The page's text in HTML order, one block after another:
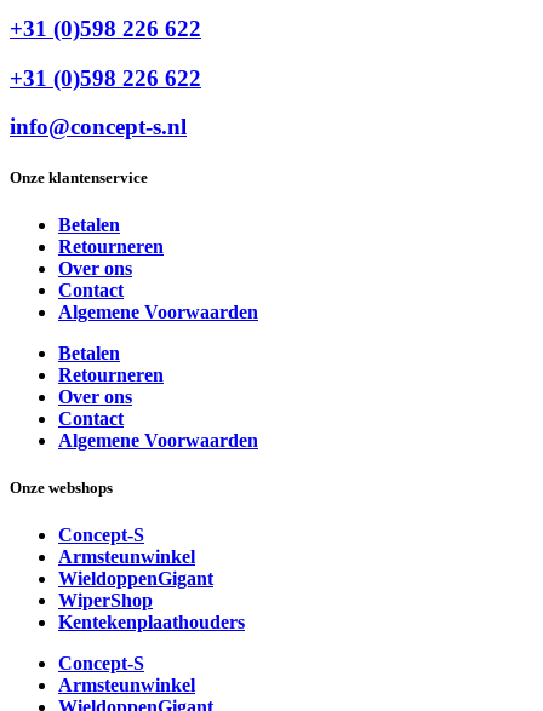
+31 (0)598 226 622
+31 (0)598 226 622
info@concept-s.nl
Onze klantenservice
Betalen
Retourneren
Over ons
Contact
Algemene Voorwaarden
Betalen
Retourneren
Over ons
Contact
Algemene Voorwaarden
Onze webshops
Concept-S
Armsteunwinkel
WieldoppenGigant
WiperShop
Kentekenplaathouders
Concept-S
Armsteunwinkel
WieldoppenGigant